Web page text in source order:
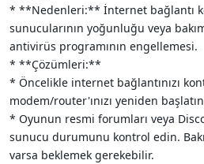
* **Nedenleri:** İnternet bağlantı
sunucularının yoğunluğu veya
antivirüs programının engellemesi.
* **Çözümleri:**
* Öncelikle internet bağlantınızı
modem/router'ınızı yeniden
* Oyunun resmi forumları veya
sunucu durumunu kontrol edin.
varsa beklemek gerekebilir.